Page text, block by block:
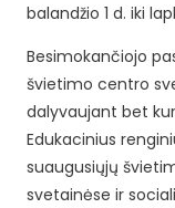
balandžio 1 d. iki
Besimokančiojo
švietimo centro
dalyvaujant bet
Edukacinius
suaugusiųjų
svetainėse ir